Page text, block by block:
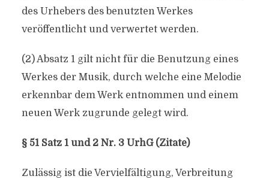
des Urhebers des benutzten Werkes
veröffentlicht und verwertet werden.
(2) Absatz 1 gilt nicht für die Benutzung eines
Werkes der Musik, durch welche eine Melodie
erkennbar dem Werk entnommen und einem
neuen Werk zugrunde gelegt wird.
§ 51 Satz 1 und 2 Nr. 3 UrhG (Zitate)
Zulässig ist die Vervielfältigung, Verbreitung